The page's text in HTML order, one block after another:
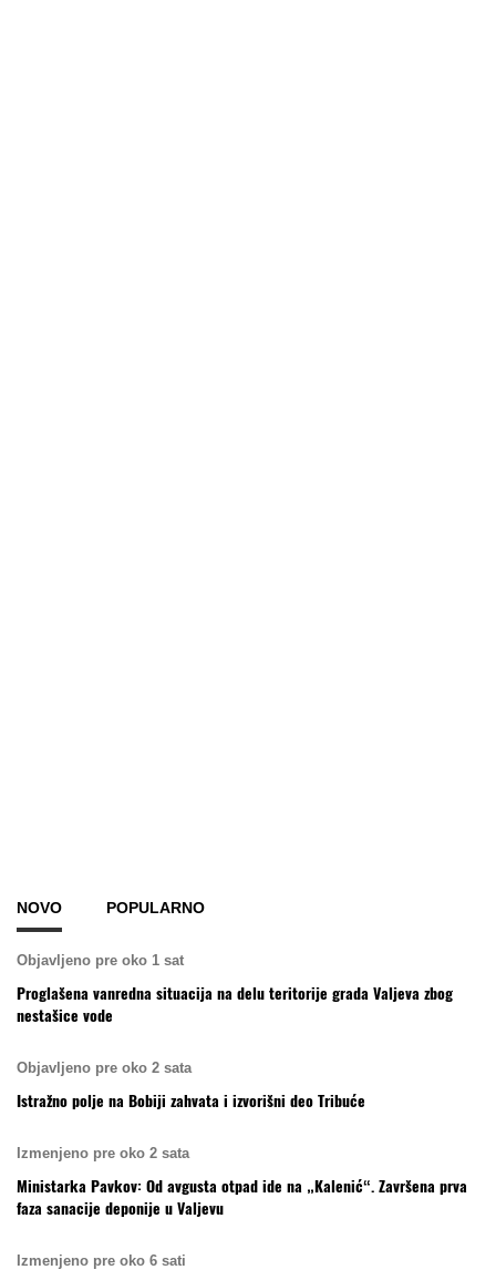
NOVO POPULARNO
Objavljeno pre oko 1 sat
Proglašena vanredna situacija na delu teritorije grada Valjeva zbog
nestašice vode
Objavljeno pre oko 2 sata
Istražno polje na Bobiji zahvata i izvorišni deo Tribuće
Izmenjeno pre oko 2 sata
Ministarka Pavkov: Od avgusta otpad ide na „Kalenić“. Završena prva
faza sanacije deponije u Valjevu
Izmenjeno pre oko 6 sati